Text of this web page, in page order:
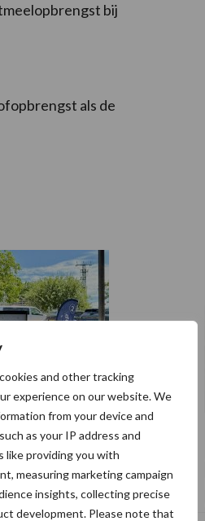
and other tracking
experience on our website. We
from your device and
as your IP address and
like providing you with
measuring marketing campaign
insights, collecting precise
development. Please note that
bij
als de
voor een langere